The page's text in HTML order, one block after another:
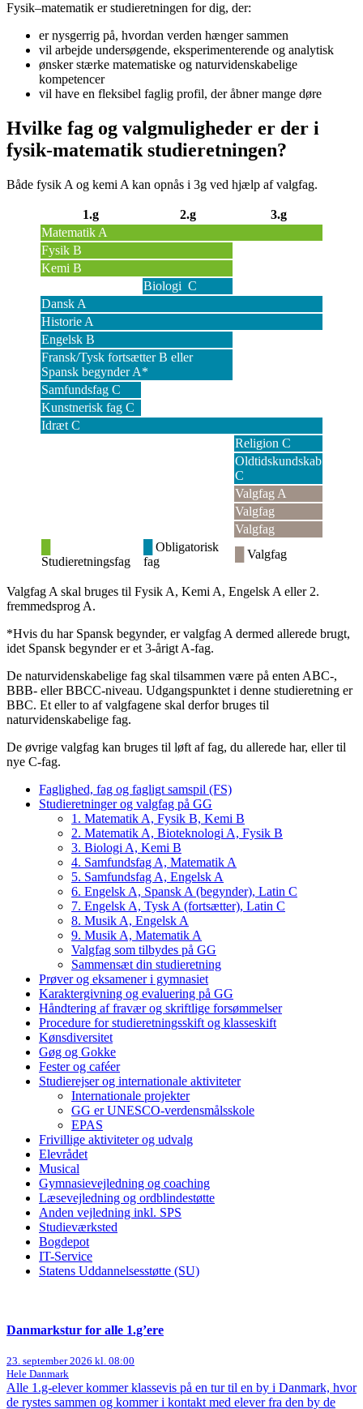
Fysik–matematik er studieretningen for dig, der:
er nysgerrig på, hvordan verden hænger sammen
vil arbejde undersøgende, eksperimenterende og analytisk
ønsker stærke matematiske og naturvidenskabelige
kompetencer
vil have en fleksibel faglig profil, der åbner mange døre
Hvilke fag og valgmuligheder er der i
fysik-matematik studieretningen?
Både fysik A og kemi A kan opnås i 3g ved hjælp af valgfag.
1.g 2.g
3.g
Matematik A
Fysik B
Kemi B
Biologi C
Dansk A
Historie A
Engelsk B
Fransk/Tysk fortsætter B eller
Spansk begynder A*
Samfundsfag C
Kunstnerisk fag C
Idræt C
Religion C
Oldtidskundskab
C
Valgfag A
Valgfag
Valgfag
Studieretningsfag
Obligatorisk
fag
Valgfag
Valgfag A skal bruges til Fysik A, Kemi A, Engelsk A eller 2.
fremmedsprog A.
*Hvis du har Spansk begynder, er valgfag A dermed allerede brugt,
idet Spansk begynder er et 3-årigt A-fag.
De naturvidenskabelige fag skal tilsammen være på enten ABC-,
BBB- eller BBCC-niveau. Udgangspunktet i denne studieretning er
BBC. Et eller to af valgfagene skal derfor bruges til
naturvidenskabelige fag.
De øvrige valgfag kan bruges til løft af fag, du allerede har, eller til
nye C-fag.
Faglighed, fag og fagligt samspil (FS)
Studieretninger og valgfag på GG
1. Matematik A, Fysik B, Kemi B
2. Matematik A, Bioteknologi A, Fysik B
3. Biologi A, Kemi B
4. Samfundsfag A, Matematik A
5. Samfundsfag A, Engelsk A
6. Engelsk A, Spansk A (begynder), Latin C
7. Engelsk A, Tysk A (fortsætter), Latin C
8. Musik A, Engelsk A
9. Musik A, Matematik A
Valgfag som tilbydes på GG
Sammensæt din studieretning
Prøver og eksamener i gymnasiet
Karaktergivning og evaluering på GG
Håndtering af fravær og skriftlige forsømmelser
Procedure for studieretningsskift og klasseskift
Kønsdiversitet
Gøg og Gokke
Fester og caféer
Studierejser og internationale aktiviteter
Internationale projekter
GG er UNESCO-verdensmålsskole
EPAS
Frivillige aktiviteter og udvalg
Elevrådet
Musical
Gymnasievejledning og coaching
Læsevejledning og ordblindestøtte
Anden vejledning inkl. SPS
Studieværksted
Bogdepot
IT-Service
Statens Uddannelsesstøtte (SU)
Danmarkstur for alle 1.g’ere
23. september 2026 kl. 08:00
Hele Danmark
Alle 1.g-elever kommer klassevis på en tur til en by i Danmark, hvor
de rystes sammen og kommer i kontakt med elever fra den by de